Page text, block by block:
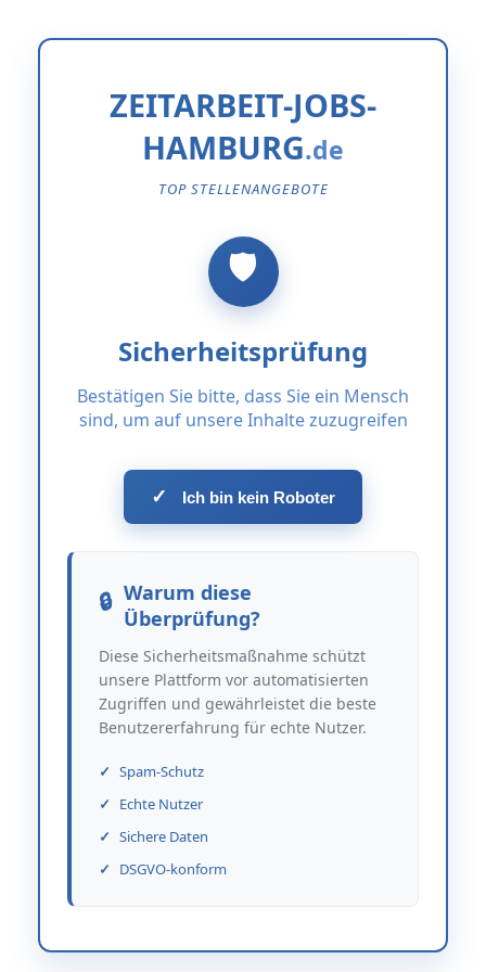
ZEITARBEIT-JOBS-
HAMBURG
TOP STELLENANGEBOTE
Sicherheitsprüfung
Bestätigen Sie bitte, dass Sie ein Mensch
sind, um auf unsere Inhalte zuzugreifen
✓ Ich bin kein Roboter
Warum diese
Überprüfung?
Diese Sicherheitsmaßnahme schützt
unsere Plattform vor automatisierten
Zugriffen und gewährleistet die beste
Benutzererfahrung für echte Nutzer.
Spam-Schutz
Echte Nutzer
Sichere Daten
DSGVO-konform